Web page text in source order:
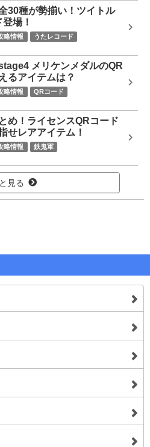
30種が勢揃い！ツイトル
場！
略情報 うたレコード
メリケンメダルのQR
るアイテムは？
略情報 QRコード
め！ライセンスQRコード
せレアアイテム！
略情報 鉄鬼軍
見る